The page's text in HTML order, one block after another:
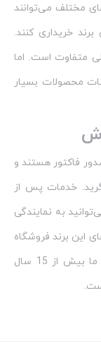
مختلف می‌توانند
خریداری کنند.
متفاوت است. اما
محصولات بسیار
۳۶ماهه از لحظه صدور فاکتور هستند و
خدمات پس از
به نمایندگی
این برند فروشگاه
باتاب وارنا در رجایی شهر کرج است. فروشگاه ما بیش از 15 سال